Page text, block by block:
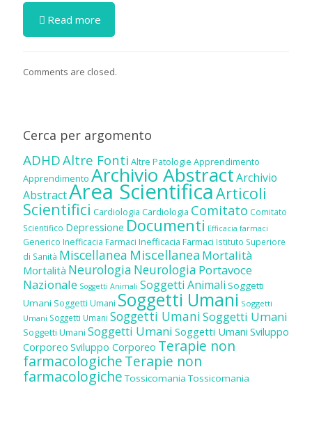
Read more
Comments are closed.
Cerca per argomento
ADHDAltre Fonti Altre Patologie Apprendimento
Apprendimento Archivio AbstractArchivio
AbstractArea ScientificaArticoli
Scientifici Cardiologia Cardiologia Comitato Comitato
Scientifico Depressione Documenti Efficacia farmaci
Generico Inefficacia Farmaci Inefficacia Farmaci Istituto Superiore
di Sanità Miscellanea Miscellanea Mortalità
Mortalità Neurologia Neurologia Portavoce
Nazionale Soggetti Animali Soggetti Animali Soggetti
Umani Soggetti Umani Soggetti Umani Soggetti
Umani Soggetti Umani Soggetti UmaniSoggetti Umani
Soggetti Umani Soggetti Umani Soggetti Umani Sviluppo
Corporeo Sviluppo Corporeo Terapie non
farmacologicheTerapie non
farmacologiche Tossicomania Tossicomania